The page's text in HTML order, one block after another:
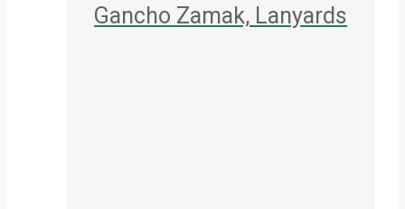
Gancho Zamak, Lanyards